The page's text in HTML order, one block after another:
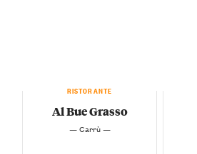
RISTORANTE
Al Bue Grasso
— Carrù —